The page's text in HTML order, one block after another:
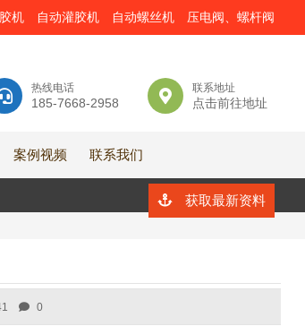
机 自动灌胶机 自动螺丝机 压电阀、螺杆阀
热线电话
185-7668-2958
联系地址
点击前往地址
案例视频 联系我们
获取最新资料
0